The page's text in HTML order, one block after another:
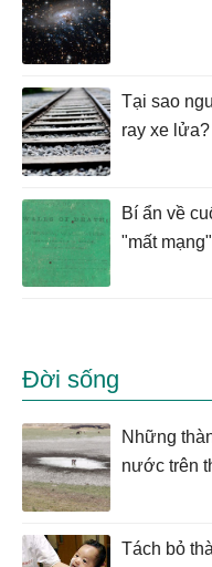
Tại sao
ray xe lửa?
Bí ẩn về
"mất mạng"
Đời sống
Những
nước trên
Tách bỏ